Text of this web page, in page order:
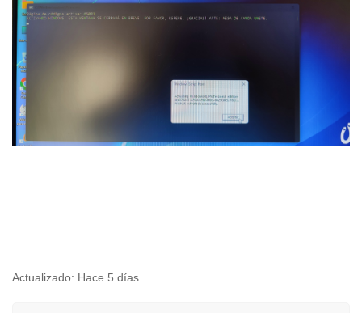
Actualizado: Hace 5 días